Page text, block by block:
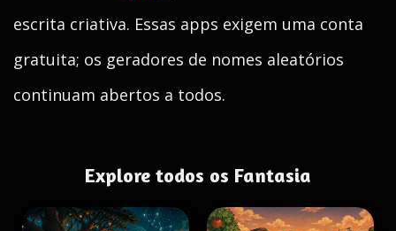
escrita criativa. Essas apps exigem uma conta
gratuita; os geradores de nomes aleatórios
continuam abertos a todos.
Explore todos os Fantasia